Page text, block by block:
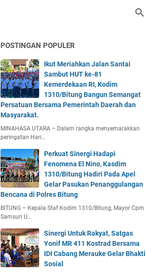
POSTINGAN POPULER
Ikut Meriahkan Jalan Santai
Sambut HUT ke-81
Kemerdekaan RI, Kodim
1310/Bitung Bangun Semangat
Persatuan Bersama Pemerintah Daerah dan
Masyarakat.
MINAHASA UTARA – Dalam rangka menyemarakkan
peringatan Hari…
Perkuat Sinergi Hadapi
Fenomena El Nino, Kasdim
1310/Bitung Hadiri Pada Apel
Gelar Pasukan Penanggulangan
Bencana di Polres Bitung
BITUNG – Kepala Staf Kodim 1310/Bitung, Mayor Cpm
Samsuri U…
Sinergi Untuk Rakyat, Satgas
Yonif MR 411 Kostrad Bersama
IDI Cabang Merauke Gelar Bhakti
Sosial